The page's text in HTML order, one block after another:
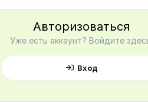
Авторизоваться
Уже есть аккаунт? Войдите
Вход